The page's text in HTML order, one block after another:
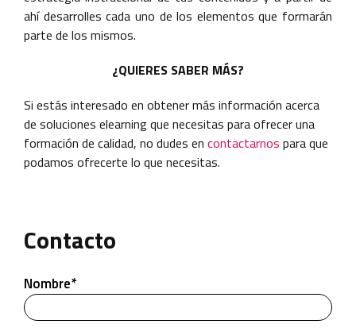
ahí desarrolles cada uno de los elementos que formarán
parte de los mismos.
¿QUIERES SABER MÁS?
Si estás interesado en obtener más información acerca
de soluciones elearning que necesitas para ofrecer una
formación de calidad, no dudes en contactarnos para que
podamos ofrecerte lo que necesitas.
Contacto
Nombre*